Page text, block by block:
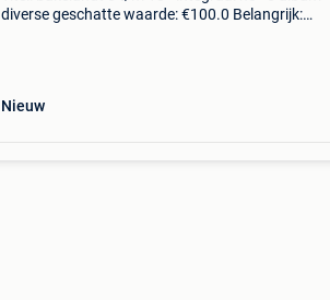
diverse geschatte waarde: €100.0 Belangrijk:
Nieuw